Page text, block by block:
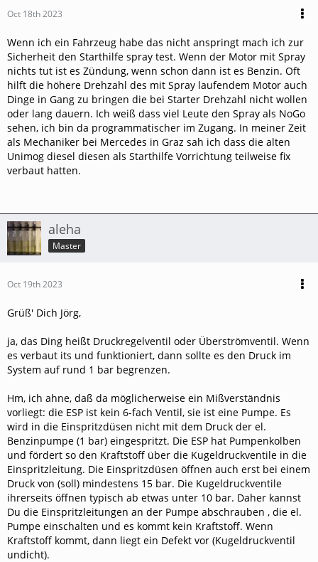
Oct 18th 2023
Wenn ich ein Fahrzeug habe das nicht anspringt mach ich zur
Sicherheit den Starthilfe spray test. Wenn der Motor mit Spray
nichts tut ist es Zündung, wenn schon dann ist es Benzin. Oft
hilft die höhere Drehzahl des mit Spray laufendem Motor auch
Dinge in Gang zu bringen die bei Starter Drehzahl nicht wollen
oder lang dauern. Ich weiß dass viel Leute den Spray als NoGo
sehen, ich bin da programmatischer im Zugang. In meiner Zeit
als Mechaniker bei Mercedes in Graz sah ich dass die alten
Unimog diesel diesen als Starthilfe Vorrichtung teilweise fix
verbaut hatten.
aleha
Master
Oct 19th 2023
Grüß' Dich Jörg,
ja, das Ding heißt Druckregelventil oder Überströmventil. Wenn
es verbaut its und funktioniert, dann sollte es den Druck im
System auf rund 1 bar begrenzen.
Hm, ich ahne, daß da möglicherweise ein Mißverständnis
vorliegt: die ESP ist kein 6-fach Ventil, sie ist eine Pumpe. Es
wird in die Einspritzdüsen nicht mit dem Druck der el.
Benzinpumpe (1 bar) eingespritzt. Die ESP hat Pumpenkolben
und fördert so den Kraftstoff über die Kugeldruckventile in die
Einspritzleitung. Die Einspritzdüsen öffnen auch erst bei einem
Druck von (soll) mindestens 15 bar. Die Kugeldruckventile
ihrerseits öffnen typisch ab etwas unter 10 bar. Daher kannst
Du die Einspritzleitungen an der Pumpe abschrauben , die el.
Pumpe einschalten und es kommt kein Kraftstoff. Wenn
Kraftstoff kommt, dann liegt ein Defekt vor (Kugeldruckventil
undicht).